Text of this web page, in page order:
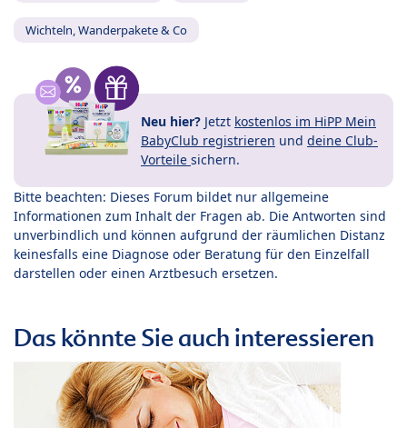
Wichteln, Wanderpakete & Co
Neu hier? Jetzt kostenlos im HiPP Mein
BabyClub registrieren und deine Club-
Vorteile sichern.
Bitte beachten: Dieses Forum bildet nur allgemeine
Informationen zum Inhalt der Fragen ab. Die Antworten sind
unverbindlich und können aufgrund der räumlichen Distanz
keinesfalls eine Diagnose oder Beratung für den Einzelfall
darstellen oder einen Arztbesuch ersetzen.
Das könnte Sie auch interessieren